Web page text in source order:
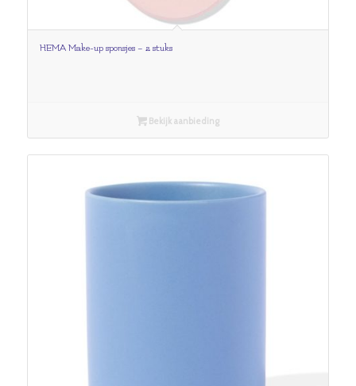
HEMA Make-up sponsjes – 2 stuks
Bekijk aanbieding